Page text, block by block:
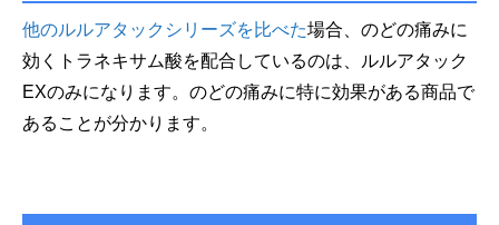
他のルルアタックシリーズを比べた場合、のどの痛みに
効くトラネキサム酸を配合しているのは、ルルアタック
EXのみになります。のどの痛みに特に効果がある商品で
あることが分かります。